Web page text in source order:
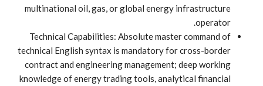
multinational oil, gas, or global energy infrastructure
operator.
Technical Capabilities: Absolute master command of
technical English syntax is mandatory for cross-border
contract and engineering management; deep working
knowledge of energy trading tools, analytical financial